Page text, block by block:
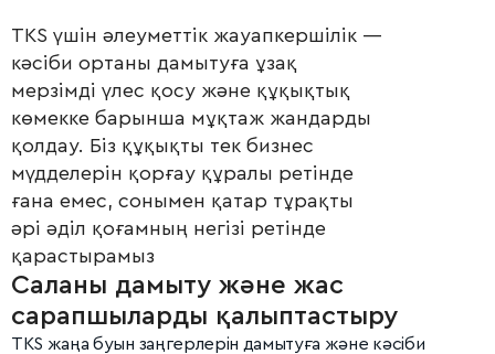
TKS үшін әлеуметтік жауапкершілік —
кәсіби ортаны дамытуға ұзақ
мерзімді үлес қосу және құқықтық
көмекке барынша мұқтаж жандарды
қолдау. Біз құқықты тек бизнес
мүдделерін қорғау құралы ретінде
ғана емес, сонымен қатар тұрақты
әрі әділ қоғамның негізі ретінде
қарастырамыз
Саланы дамыту және жас
сарапшыларды қалыптастыру
TKS жаңа буын заңгерлерін дамытуға және кәсіби